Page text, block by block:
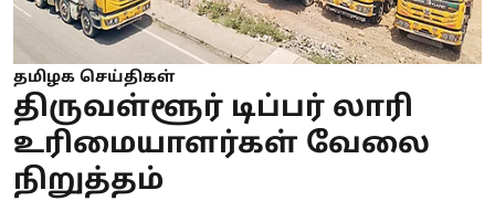
தமிழக செய்திகள்
திருவள்ளூர் டிப்பர் லாரி
உரிமையாளர்கள் வேலை
நிறுத்தம்